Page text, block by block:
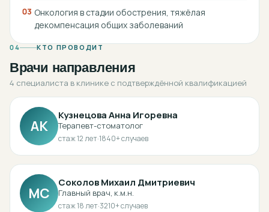
03 Онкология в стадии обострения, тяжёлая
декомпенсация общих заболеваний
04 КТО ПРОВОДИТ
Врачи направления
4 специалиста в клинике с подтверждённой квалификацией
АК
Кузнецова Анна Игоревна
Терапевт-стоматолог
стаж12лет·1840+ случаев
МС
Соколов Михаил Дмитриевич
Главный врач, к.м.н.
стаж18лет·3210+ случаев